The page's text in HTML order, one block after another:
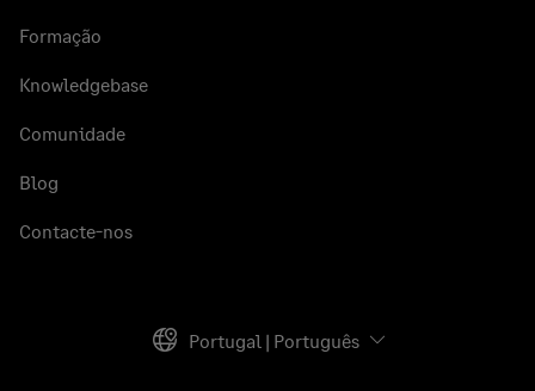
Formação
Knowledgebase
Comunidade
Blog
Contacte-nos
Portugal | Português